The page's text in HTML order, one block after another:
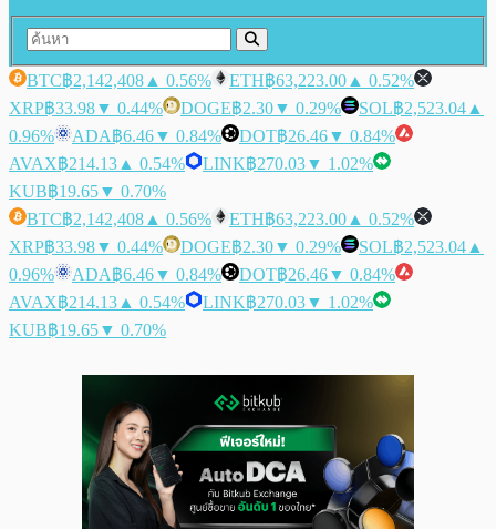
BTC฿2,142,408 ▲ 0.56% ETH฿63,223.00 ▲ 0.52%
XRP฿33.98▼ 0.44% DOGE฿2.30▼ 0.29% SOL฿2,523.04 ▲
0.96%
ADA฿6.46▼ 0.84% DOT฿26.46▼ 0.84%
AVAX฿214.13 ▲ 0.54% LINK฿270.03▼ 1.02%
KUB฿19.65▼ 0.70%
BTC฿2,142,408 ▲ 0.56% ETH฿63,223.00 ▲ 0.52%
XRP฿33.98▼ 0.44% DOGE฿2.30▼ 0.29% SOL฿2,523.04 ▲
0.96%
ADA฿6.46▼ 0.84% DOT฿26.46▼ 0.84%
AVAX฿214.13 ▲ 0.54% LINK฿270.03▼ 1.02%
KUB฿19.65▼ 0.70%